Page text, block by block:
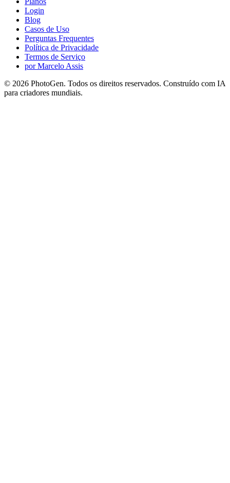
Login
Blog
Casos de Uso
Perguntas Frequentes
Política de Privacidade
Termos de Serviço
por Marcelo Assis
© 2026 PhotoGen. Todos os direitos reservados. Construído com IA
para criadores mundiais.